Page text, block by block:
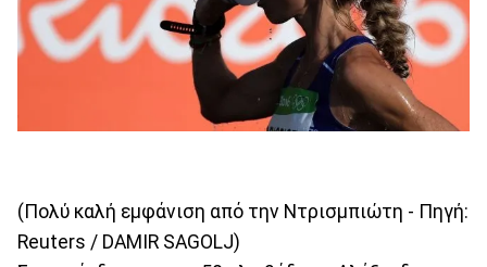
(Πολύ καλή εμφάνιση από την Ντρισμπιώτη - Πηγή:
Reuters / DAMIR SAGOLJ)